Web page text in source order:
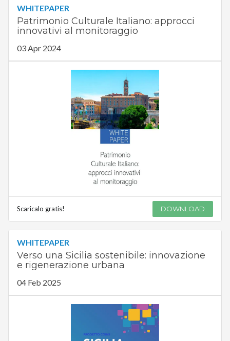
WHITEPAPER
Patrimonio Culturale Italiano: approcci
innovativi al monitoraggio
03 Apr 2024
Scaricalo gratis! DOWNLOAD
WHITEPAPER
Verso una Sicilia sostenibile: innovazione
e rigenerazione urbana
04 Feb 2025